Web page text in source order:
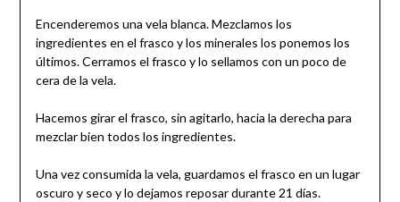
Encenderemos una vela blanca. Mezclamos los
ingredientes en el frasco y los minerales los ponemos los
últimos. Cerramos el frasco y lo sellamos con un poco de
cera de la vela.
Hacemos girar el frasco, sin agitarlo, hacia la derecha para
mezclar bien todos los ingredientes.
Una vez consumida la vela, guardamos el frasco en un lugar
oscuro y seco y lo dejamos reposar durante 21 días.